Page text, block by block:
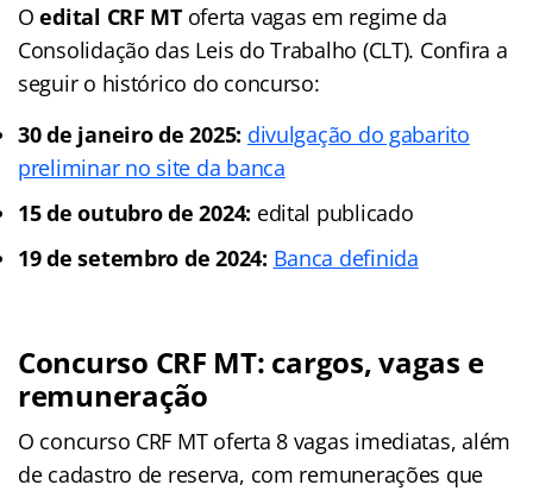
Oedital CRF MT oferta vagas em regime da
Consolidação das Leis do Trabalho (CLT). Confira a
seguir o histórico do concurso:
30 de janeiro de 2025: divulgação do gabarito
preliminar no site da banca
15 de outubro de 2024: edital publicado
19 de setembro de 2024: Banca definida
Concurso CRF MT: cargos, vagas e
remuneração
O concurso CRF MT oferta 8 vagas imediatas, além
de cadastro de reserva, com remunerações que